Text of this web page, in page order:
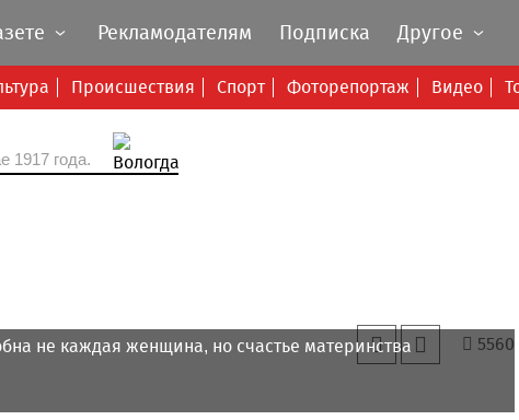
Происшествия Спорт Фоторепортаж Видео
Рекламодателям Подписка Другое
1917 года.
5560
не каждая женщина, но счастье материнства